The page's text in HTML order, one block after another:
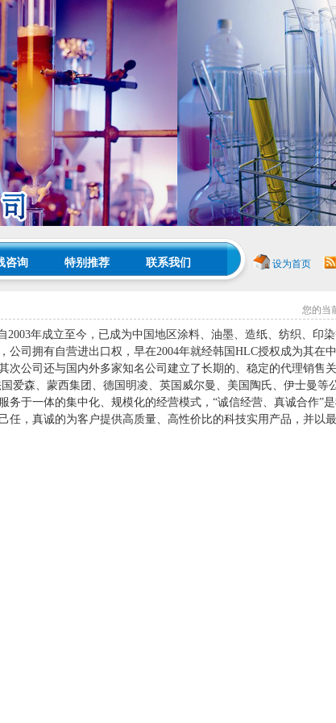
咨询 特别推荐 联系我们 设为首页
您的当
2003年成立至今，已成为中国地区涂料、油墨、造纸、纺织、印
公司拥有自营进出口权，早在2004年就经韩国 HLC授权成为其在
次公司还与国内外多家知名公司建立了长期的、稳定的代理销售
爱森、蒙西集团、德国明凌、英国威尔曼、美国陶氏、 伊士曼等
务于一体的集中化、规模化的经营模式，“诚信经营、真诚合作”
任，真诚的为客户提供高质量、高性价比的科技实用产品，并以